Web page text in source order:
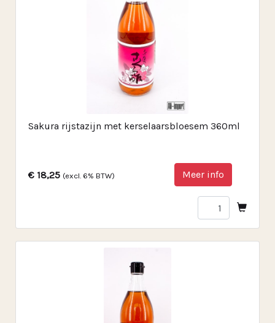
Sakura rijstazijn met kerselaarsbloesem 360ml
€ 18,25 (excl. 6% BTW) Meer info